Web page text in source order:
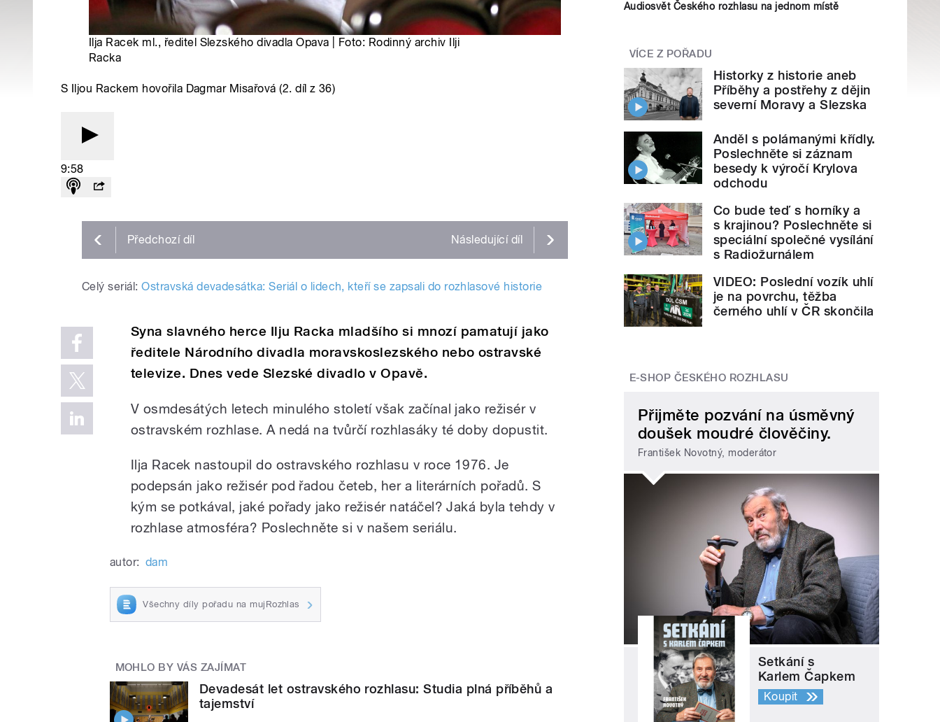
Ilja Racek ml., ředitel Slezského divadla Opava | Foto: Rodinný archiv Ilji
Racka
S Iljou Rackem hovořila Dagmar Misařová (2. díl z 36)
9:58
Předchozí díl Následující díl
Celý seriál: Ostravská devadesátka: Seriál o lidech, kteří se zapsali do rozhlasové historie
Syna slavného herce Ilju Racka mladšího si mnozí pamatují jako
ředitele Národního divadla moravskoslezského nebo ostravské
televize. Dnes vede Slezské divadlo v Opavě.
V osmdesátých letech minulého století však začínal jako režisér v
ostravském rozhlase. A nedá na tvůrčí rozhlasáky té doby dopustit.
Ilja Racek nastoupil do ostravského rozhlasu v roce 1976. Je
podepsán jako režisér pod řadou četeb, her a literárních pořadů. S
kým se potkával, jaké pořady jako režisér natáčel? Jaká byla tehdy v
rozhlase atmosféra? Poslechněte si v našem seriálu.
autor: dam
Všechny díly pořadu na mujRozhlas
MOHLO BY VÁS ZAJÍMAT
Devadesát let ostravského rozhlasu: Studia plná příběhů a
tajemství
Audiosvět Českého rozhlasu na jednom místě
VÍCE Z POŘADU
Historky z historie aneb
Příběhy a postřehy z dějin
severní Moravy a Slezska
Anděl s polámanými křídly.
Poslechněte si záznam
besedy k výročí Krylova
odchodu
Co bude teď s horníky a
s krajinou? Poslechněte si
speciální společné vysílání
s Radiožurnálem
VIDEO: Poslední vozík uhlí
je na povrchu, těžba
černého uhlí v ČR skončila
E-SHOP ČESKÉHO ROZHLASU
Přijměte pozvání na úsměvný
doušek moudré člověčiny.
František Novotný, moderátor
Setkání s
Karlem Čapkem
Koupit